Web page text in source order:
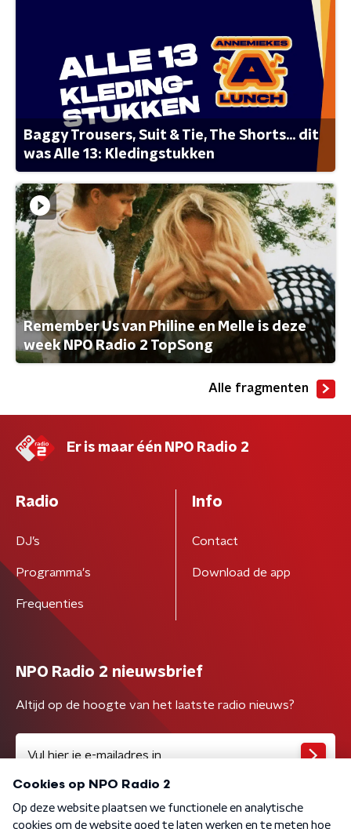
Baggy Trousers, Suit & Tie, The Shorts... dit
was Alle 13: Kledingstukken
Remember Us van Philine en Melle is deze
week NPO Radio 2 TopSong
Alle fragmenten
Er is maar één NPO Radio 2
Radio
DJ’s
Programma's
Frequenties
Info
Contact
Download de app
NPO Radio 2 nieuwsbrief
Altijd op de hoogte van het laatste radio nieuws?